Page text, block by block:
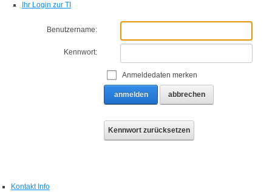
Ihr Login zur TI
Benutzername:
Kennwort:
Anmeldedaten merken
anmelden abbrechen
Kennwort zurücksetzen
Kontakt Info